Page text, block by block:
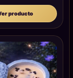
producto